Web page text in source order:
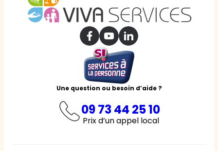
Une question ou besoin d’aide ?
09 73 44 25 10
Prix d’un appel local